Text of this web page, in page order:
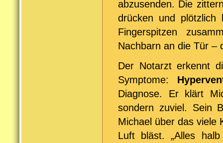
abzusenden. Die
drücken und
Fingerspitzen
Nachbarn an die Tür –
Der Notarzt erkennt
Symptome:
Diagnose. Er klärt
sondern zuviel. Sein
Michael über das viele
Luft bläst. „Alles